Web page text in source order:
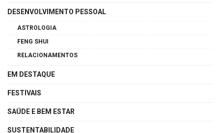
DESENVOLVIMENTO PESSOAL
ASTROLOGIA
FENG SHUI
RELACIONAMENTOS
EM DESTAQUE
FESTIVAIS
SAÚDE E BEM ESTAR
SUSTENTABILIDADE